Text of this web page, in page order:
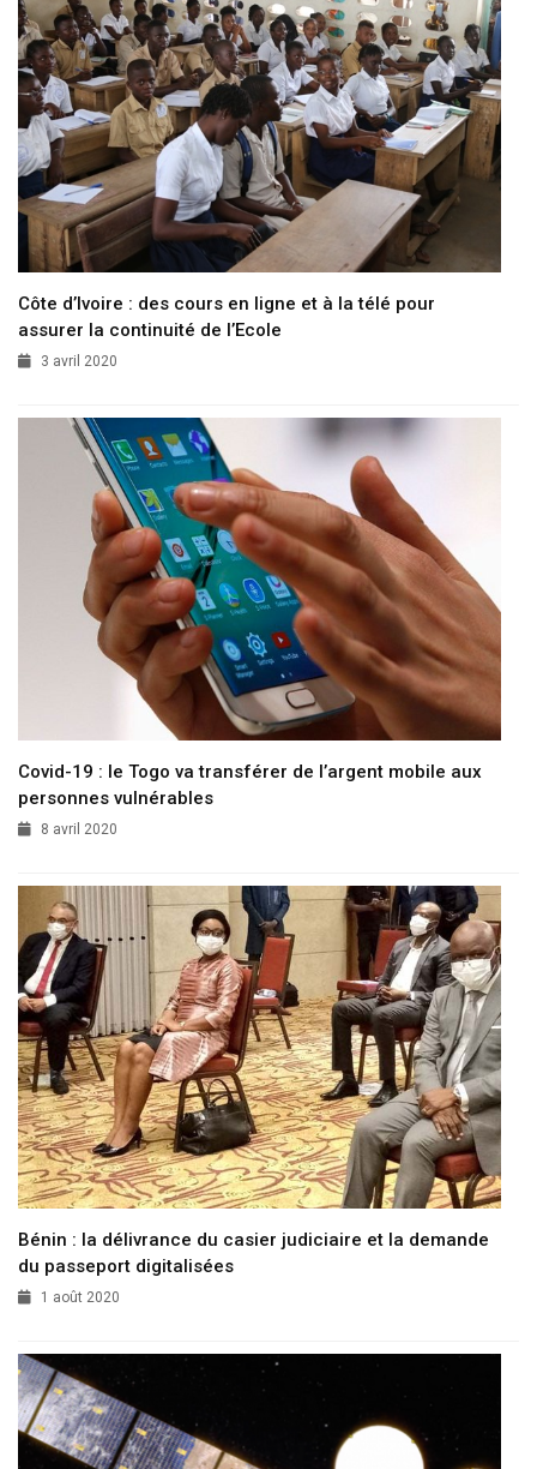
Côte d’Ivoire : des cours en ligne et à la télé pour
assurer la continuité de l’Ecole
3 avril 2020
Covid-19 : le Togo va transférer de l’argent mobile aux
personnes vulnérables
8 avril 2020
Bénin : la délivrance du casier judiciaire et la demande
du passeport digitalisées
1 août 2020